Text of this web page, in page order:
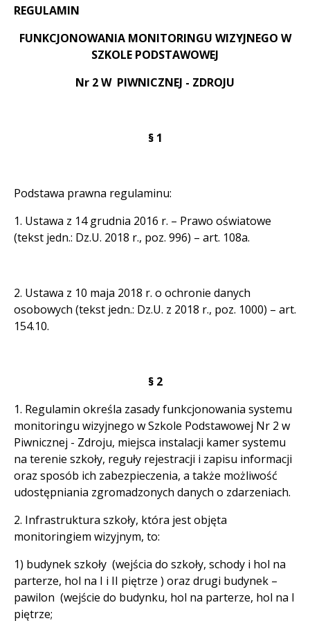
REGULAMIN
FUNKCJONOWANIA MONITORINGU WIZYJNEGO W
SZKOLE PODSTAWOWEJ
Nr 2 W PIWNICZNEJ - ZDROJU
§ 1
Podstawa prawna regulaminu:
1. Ustawa z 14 grudnia 2016 r. – Prawo oświatowe
(tekst jedn.: Dz.U. 2018 r., poz. 996) – art. 108a.
2. Ustawa z 10 maja 2018 r. o ochronie danych
osobowych (tekst jedn.: Dz.U. z 2018 r., poz. 1000) – art.
154.10.
§ 2
1. Regulamin określa zasady funkcjonowania systemu
monitoringu wizyjnego w Szkole Podstawowej Nr 2 w
Piwnicznej - Zdroju, miejsca instalacji kamer systemu
na terenie szkoły, reguły rejestracji i zapisu informacji
oraz sposób ich zabezpieczenia, a także możliwość
udostępniania zgromadzonych danych o zdarzeniach.
2. Infrastruktura szkoły, która jest objęta
monitoringiem wizyjnym, to:
1) budynek szkoły (wejścia do szkoły, schody i hol na
parterze, hol na I i II piętrze ) oraz drugi budynek –
pawilon (wejście do budynku, hol na parterze, hol na I
piętrze;